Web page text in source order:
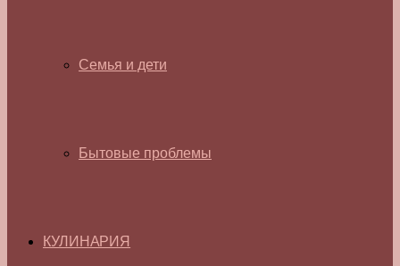
Семья и дети
Бытовые проблемы
КУЛИНАРИЯ